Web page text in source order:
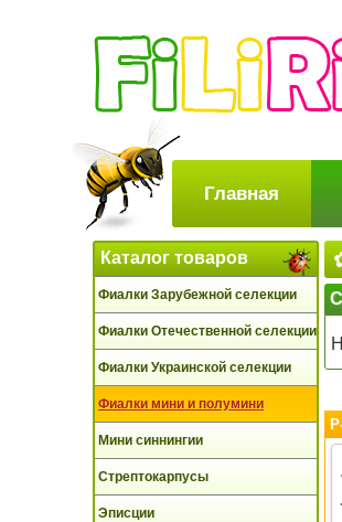
Главная
Каталог товаров
Фиалки Зарубежной селекции
Фиалки Отечественной селекции
Фиалки Украинской селекции
Фиалки мини и полумини
Мини синнингии
Стрептокарпусы
Эписции